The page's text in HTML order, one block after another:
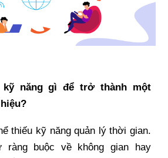
kỹ năng gì để trở thành một
thiếu kỹ năng quản lý thời gian.
ràng buộc về không gian hay